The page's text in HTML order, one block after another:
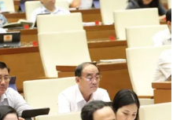
hình Việt Nam